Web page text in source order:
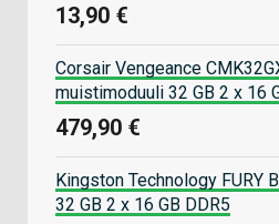
13,90 €
Corsair Vengeance
muistimoduuli 32 GB 2 x 16
479,90 €
Kingston Technology FURY
32 GB 2 x 16 GB DDR5